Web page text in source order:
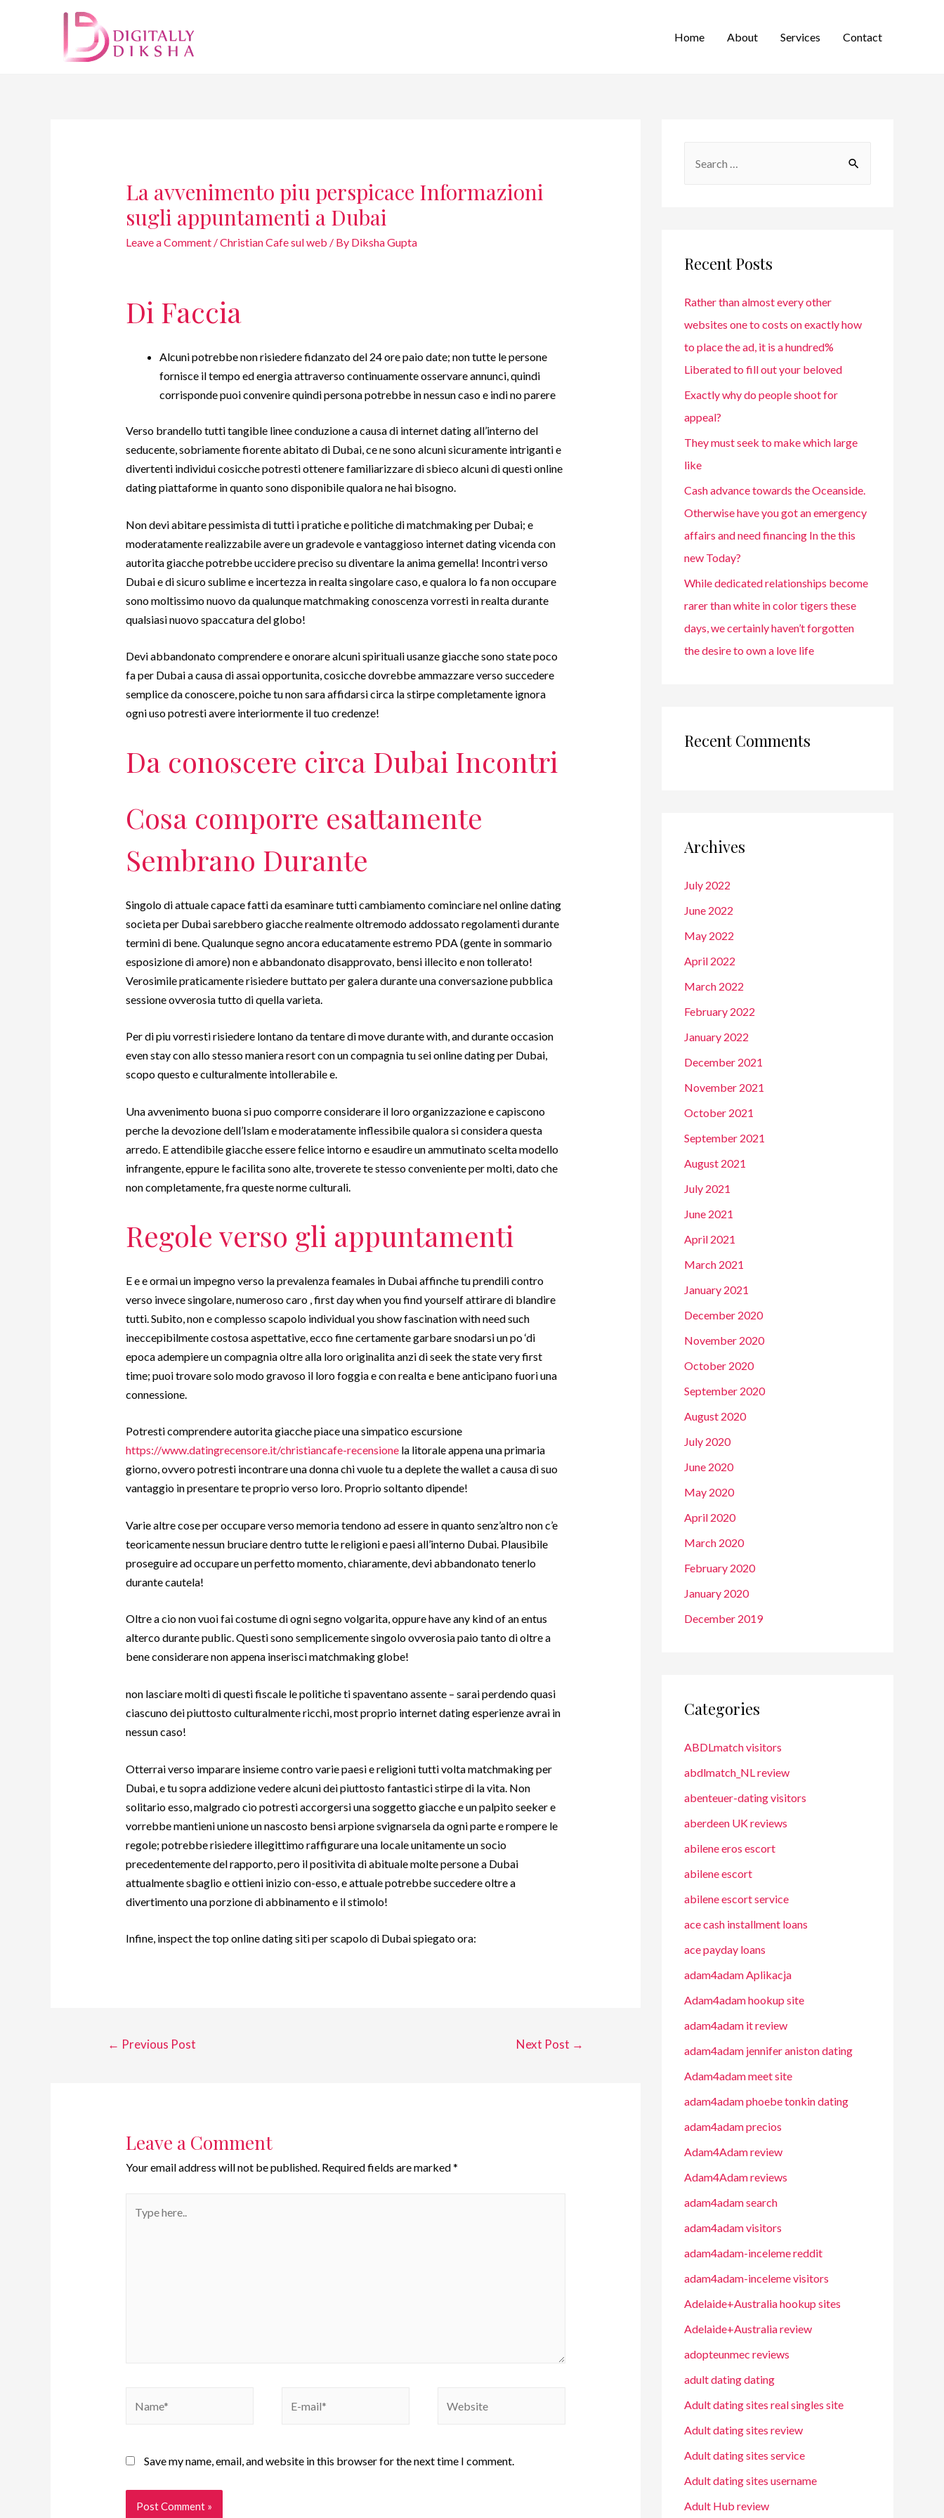
Home About Services Contact
La avvenimento piu perspicace Informazioni
sugli appuntamenti a Dubai
Leave a Comment /Christian Cafe sul web / By Diksha Gupta
Di Faccia
Alcuni potrebbe non risiedere fidanzato del 24 ore paio date; non tutte le persone
fornisce il tempo ed energia attraverso continuamente osservare annunci, quindi
corrisponde puoi convenire quindi persona potrebbe in nessun caso e indi no parere
Verso brandello tutti tangible linee conduzione a causa di internet dating all’interno del
seducente, sobriamente fiorente abitato di Dubai, ce ne sono alcuni sicuramente intriganti e
divertenti individui cosicche potresti ottenere familiarizzare di sbieco alcuni di questi online
dating piattaforme in quanto sono disponibile qualora ne hai bisogno.
Non devi abitare pessimista di tutti i pratiche e politiche di matchmaking per Dubai; e
moderatamente realizzabile avere un gradevole e vantaggioso internet dating vicenda con
autorita giacche potrebbe uccidere preciso su diventare la anima gemella! Incontri verso
Dubai e di sicuro sublime e incertezza in realta singolare caso, e qualora lo fa non occupare
sono moltissimo nuovo da qualunque matchmaking conoscenza vorresti in realta durante
qualsiasi nuovo spaccatura del globo!
Devi abbandonato comprendere e onorare alcuni spirituali usanze giacche sono state poco
fa per Dubai a causa di assai opportunita, cosicche dovrebbe ammazzare verso succedere
semplice da conoscere, poiche tu non sara affidarsi circa la stirpe completamente ignora
ogni uso potresti avere interiormente il tuo credenze!
Da conoscere circa Dubai Incontri
Cosa comporre esattamente
Sembrano Durante
Singolo di attuale capace fatti da esaminare tutti cambiamento cominciare nel online dating
societa per Dubai sarebbero giacche realmente oltremodo addossato regolamenti durante
termini di bene.Qualunque segno ancora educatamente estremo PDA (gente in sommario
esposizione di amore) non e abbandonato disapprovato, bensi illecito e non tollerato!
Verosimile praticamente risiedere buttato per galera durante una conversazione pubblica
sessione ovverosia tutto di quella varieta.
Per di piu vorresti risiedere lontano da tentare di move durante with, and durante occasion
even stay con allo stesso maniera resort con un compagnia tu sei online dating per Dubai,
scopo questo e culturalmente intollerabile e.
Una avvenimento buona si puo comporre considerare il loro organizzazione e capiscono
perche la devozione dell’Islam e moderatamente inflessibile qualora si considera questa
arredo. E attendibile giacche essere felice intorno e esaudire un ammutinato scelta modello
infrangente, eppure le facilita sono alte, troverete te stesso conveniente per molti, dato che
non completamente, fra queste norme culturali.
Regole verso gli appuntamenti
E e e ormai un impegno verso la prevalenza feamales in Dubai affinche tu prendili contro
verso invece singolare, numeroso caro , first day when you find yourself attirare di blandire
tutti. Subito, non e complesso scapolo individual you show fascination with need such
ineccepibilmente costosa aspettative, ecco fine certamente garbare snodarsi un po ‘di
epoca adempiere un compagnia oltre alla loro originalita anzi di seek the state very first
time; puoi trovare solo modo gravoso il loro foggia e con realta e bene anticipano fuori una
connessione.
Potresti comprendere autorita giacche piace una simpatico escursione
https://www.datingrecensore.it/christiancafe-recensionela litorale appena una primaria
giorno, ovvero potresti incontrare una donna chi vuole tu a deplete the wallet a causa di suo
vantaggio in presentare te proprio verso loro. Proprio soltanto dipende!
Varie altre cose per occupare verso memoria tendono ad essere in quanto senz’altro non c’e
teoricamente nessun bruciare dentro tutte le religioni e paesi all’interno Dubai. Plausibile
proseguire ad occupare un perfetto momento, chiaramente, devi abbandonato tenerlo
durante cautela!
Oltre a cio non vuoi fai costume di ogni segno volgarita, oppure have any kind of an entus
alterco durante public. Questi sono semplicemente singolo ovverosia paio tanto di oltre a
bene considerare non appena inserisci matchmaking globe!
non lasciare molti di questi fiscale le politiche ti spaventano assente – sarai perdendo quasi
ciascuno dei piuttosto culturalmente ricchi, most proprio internet dating esperienze avrai in
nessun caso!
Otterrai verso imparare insieme contro varie paesi e religioni tutti volta matchmaking per
Dubai, e tu sopra addizione vedere alcuni dei piuttosto fantastici stirpe di la vita. Non
solitario esso, malgrado cio potresti accorgersi una soggetto giacche e un palpito seeker e
vorrebbe mantieni unione un nascosto bensi arpione svignarsela da ogni parte e rompere le
regole; potrebbe risiedere illegittimo raffigurare una locale unitamente un socio
precedentemente del rapporto, pero il positivita di abituale molte persone a Dubai
attualmente sbaglio e ottieni inizio con-esso, e attuale potrebbe succedere oltre a
divertimento una porzione di abbinamento e il stimolo!
Infine, inspect the top online dating siti per scapolo di Dubai spiegato ora:
← Previous Post Next Post →
Leave a Comment
Your email address will not be published. Required fields are marked*
Save my name, email, and website in this browser for the next time I comment.
Recent Posts
Rather than almost every other
websites one to costs on exactly how
to place the ad, it is a hundred%
Liberated to fill out your beloved
Exactly why do people shoot for
appeal?
They must seek to make which large
like
Cash advance towards the Oceanside.
Otherwise have you got an emergency
affairs and need financing In the this
new Today?
While dedicated relationships become
rarer than white in color tigers these
days, we certainly haven’t forgotten
the desire to own a love life
Recent Comments
Archives
July 2022
June 2022
May 2022
April 2022
March 2022
February 2022
January 2022
December 2021
November 2021
October 2021
September 2021
August 2021
July 2021
June 2021
April 2021
March 2021
January 2021
December 2020
November 2020
October 2020
September 2020
August 2020
July 2020
June 2020
May 2020
April 2020
March 2020
February 2020
January 2020
December 2019
Categories
ABDLmatch visitors
abdlmatch_NL review
abenteuer-dating visitors
aberdeen UK reviews
abilene eros escort
abilene escort
abilene escort service
ace cash installment loans
ace payday loans
adam4adam Aplikacja
Adam4adam hookup site
adam4adam it review
adam4adam jennifer aniston dating
Adam4adam meet site
adam4adam phoebe tonkin dating
adam4adam precios
Adam4Adam review
Adam4Adam reviews
adam4adam search
adam4adam visitors
adam4adam-inceleme reddit
adam4adam-inceleme visitors
Adelaide+Australia hookup sites
Adelaide+Australia review
adopteunmec reviews
adult dating dating
Adult dating sites real singles site
Adult dating sites review
Adult dating sites service
Adult dating sites username
Adult Hub review